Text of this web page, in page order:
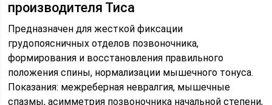
производителя Тиса
Предназначен для жесткой фиксации
грудопоясничных отделов позвоночника,
формирования и восстановления правильного
положения спины, нормализации мышечного тонуса.
Показания: межреберная невралгия, мышечные
спазмы, асимметрия позвоночника начальной степени,